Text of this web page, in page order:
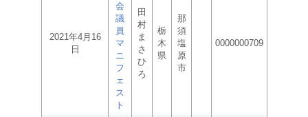
2021年4月16
日
会
議
員
マ
ニ
フ
ェ
ス
ト
田
村
ま
さ
ひ
ろ
栃
木
県
那
須
塩
原
市
0000000709